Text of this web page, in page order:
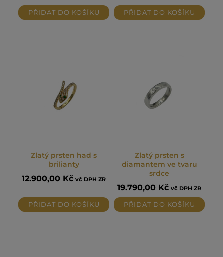
PŘIDAT DO KOŠÍKU PŘIDAT DO KOŠÍKU
Zlatý prsten had s
brilianty
12.900,00 Kč vč DPH ZR
PŘIDAT DO KOŠÍKU
Zlatý prsten s
diamantem ve tvaru
srdce
19.790,00 Kč vč DPH ZR
PŘIDAT DO KOŠÍKU